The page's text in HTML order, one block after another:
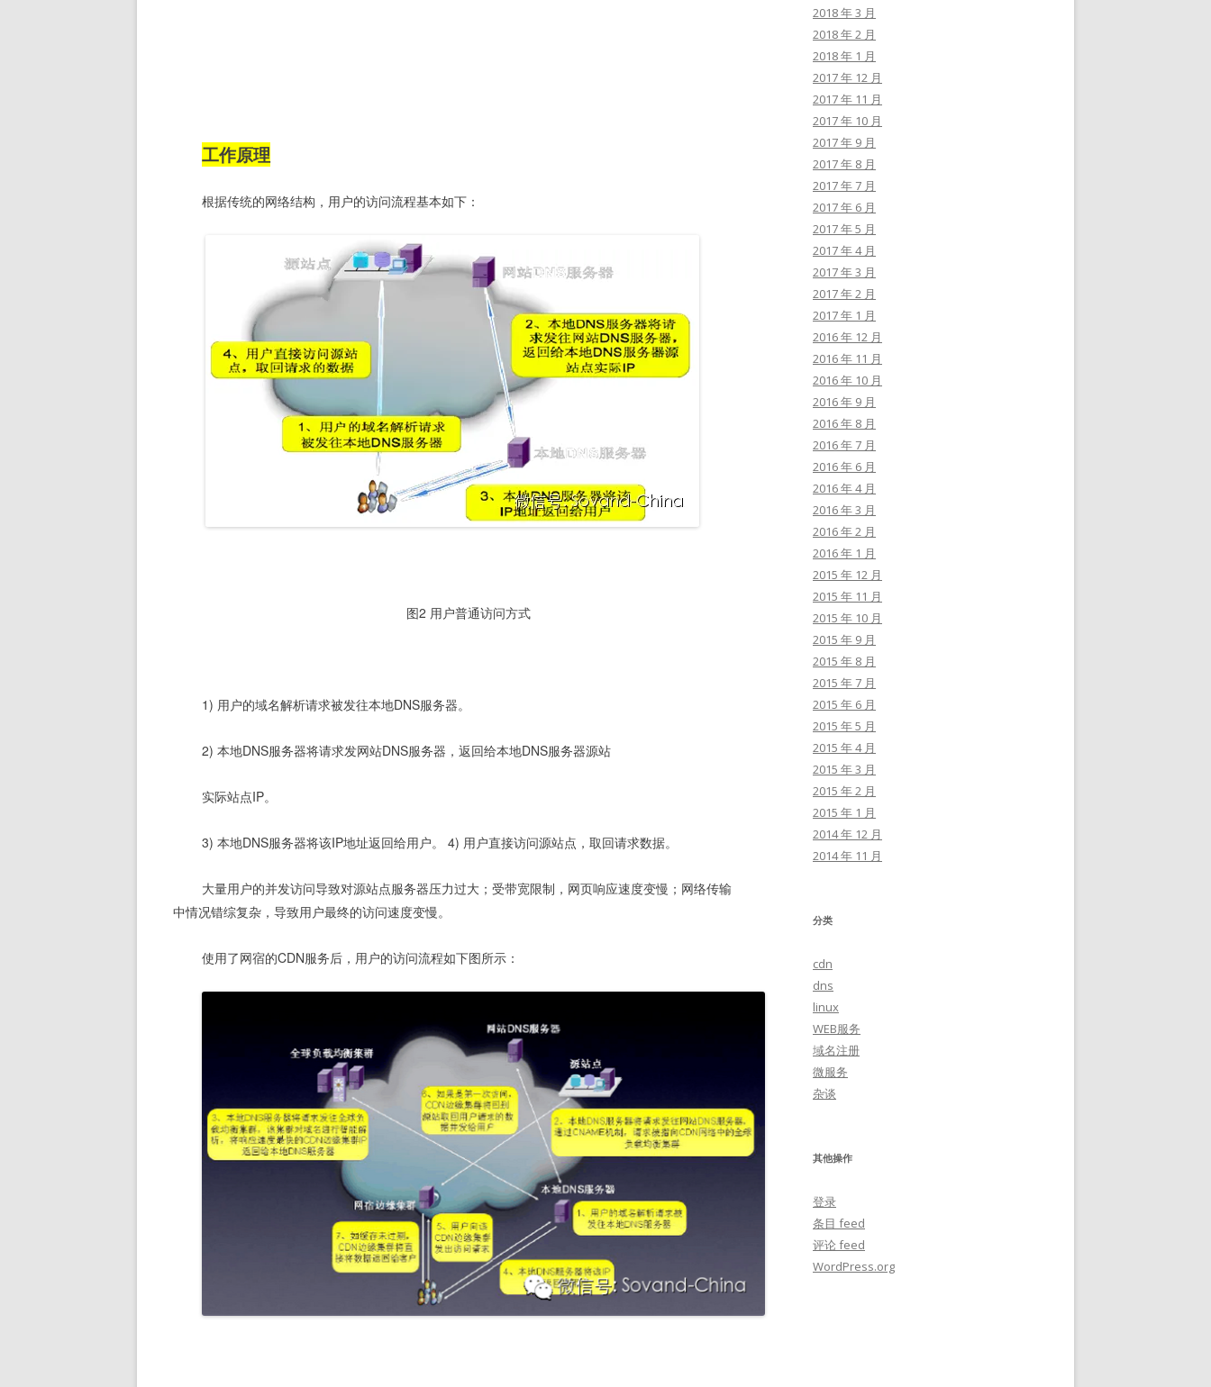
工作原理
根据传统的网络结构，用户的访问流程基本如下：
图2 用户普通访问方式
1) 用户的域名解析请求被发往本地DNS服务器。
2) 本地DNS服务器将请求发网站DNS服务器，返回给本地DNS服务器源站
实际站点IP。
3) 本地DNS服务器将该IP地址返回给用户。 4) 用户直接访问源站点，取回请求数据。
大量用户的并发访问导致对源站点服务器压力过大；受带宽限制，网页响应速度变慢；网络传输
中情况错综复杂，导致用户最终的访问速度变慢。
使用了网宿的CDN服务后，用户的访问流程如下图所示：
2018 年 3 月
2018 年 2 月
2018 年 1 月
2017 年 12 月
2017 年 11 月
2017 年 10 月
2017 年 9 月
2017 年 8 月
2017 年 7 月
2017 年 6 月
2017 年 5 月
2017 年 4 月
2017 年 3 月
2017 年 2 月
2017 年 1 月
2016 年 12 月
2016 年 11 月
2016 年 10 月
2016 年 9 月
2016 年 8 月
2016 年 7 月
2016 年 6 月
2016 年 4 月
2016 年 3 月
2016 年 2 月
2016 年 1 月
2015 年 12 月
2015 年 11 月
2015 年 10 月
2015 年 9 月
2015 年 8 月
2015 年 7 月
2015 年 6 月
2015 年 5 月
2015 年 4 月
2015 年 3 月
2015 年 2 月
2015 年 1 月
2014 年 12 月
2014 年 11 月
分类
cdn
dns
linux
WEB服务
域名注册
微服务
杂谈
其他操作
登录
条目 feed
评论 feed
WordPress.org